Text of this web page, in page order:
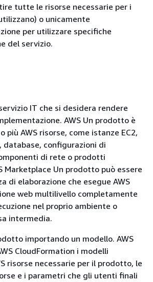
tutte le risorse necessarie per i
o unicamente
per utilizzare specifiche
del servizio.
IT che si desidera rendere
AWS Un prodotto è
più AWS risorse, come istanze EC2,
database, configurazioni di
di rete o prodotti
Marketplace Un prodotto può essere
di elaborazione che esegue AWS
web multilivello completamente
nel proprio ambiente o
intermedia.
importando un modello. AWS
CloudFormation i modelli
risorse necessarie per il prodotto, le
e i parametri che gli utenti finali